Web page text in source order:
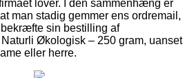
lover. I den sammenhæng er
man stadig gemmer ens ordremail,
sin bestilling af
Økologisk – 250 gram, uanset
eller herre.